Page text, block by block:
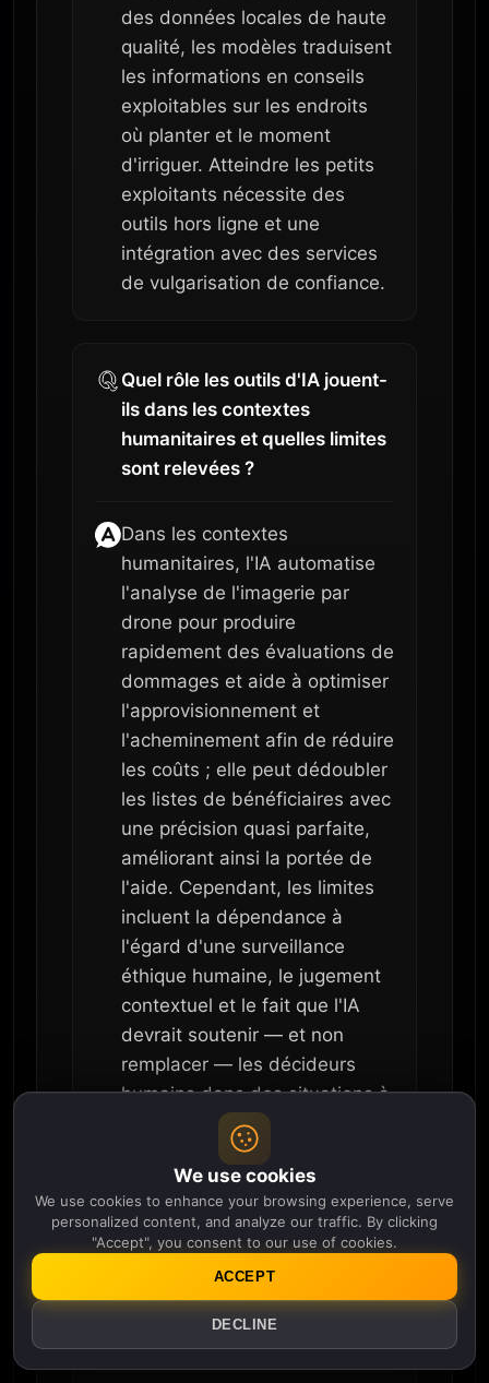
des données locales de haute
qualité, les modèles traduisent
les informations en conseils
exploitables sur les endroits
où planter et le moment
d'irriguer. Atteindre les petits
exploitants nécessite des
outils hors ligne et une
intégration avec des services
de vulgarisation de confiance.
Quel rôle les outils d'IA jouent-
ils dans les contextes
humanitaires et quelles limites
sont relevées ?
Dans les contextes
humanitaires, l'IA automatise
l'analyse de l'imagerie par
drone pour produire
rapidement des évaluations de
dommages et aide à optimiser
l'approvisionnement et
l'acheminement afin de réduire
les coûts ; elle peut dédoubler
les listes de bénéficiaires avec
une précision quasi parfaite,
améliorant ainsi la portée de
l'aide. Cependant, les limites
incluent la dépendance à
l'égard d'une surveillance
éthique humaine, le jugement
contextuel et le fait que l'IA
devrait soutenir — et non
remplacer — les décideurs
humains dans des situations à
enjeux élevés.
Quels sont les plus grands
défis et risques auxquels l'IA
est confrontée dans les
systèmes alimentaires selon
We use cookies
We use cookies to enhance your browsing experience, serve
personalized content, and analyze our traffic. By clicking
"Accept", you consent to our use of cookies.
DECLINE
ACCEPT